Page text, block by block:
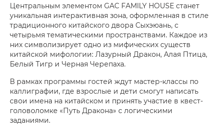
Центральным элементом GAC FAMILY HOUSE станет
уникальная интерактивная зона, оформленная в стиле
традиционного китайского двора Сыхэюань, с
четырьмя тематическими пространствами. Каждое из
них символизирует одно из мифических существ
китайской мифологии: Лазурный Дракон, Алая Птица,
Белый Тигр и Черная Черепаха.
В рамках программы гостей ждут мастер-классы по
каллиграфии, где взрослые и дети смогут написать
свои имена на китайском и принять участие в квест-
головоломке «Путь Дракона» с логическими
заданиями.